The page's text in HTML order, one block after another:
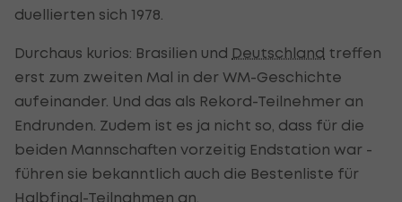
duellierten sich 1978.
Durchaus kurios: Brasilien und Deutschland treffen
erst zum zweiten Mal in der WM-Geschichte
aufeinander. Und das als Rekord-Teilnehmer an
Endrunden. Zudem ist es ja nicht so, dass für die
beiden Mannschaften vorzeitig Endstation war -
führen sie bekanntlich auch die Bestenliste für
Halbfinal-Teilnahmen an.